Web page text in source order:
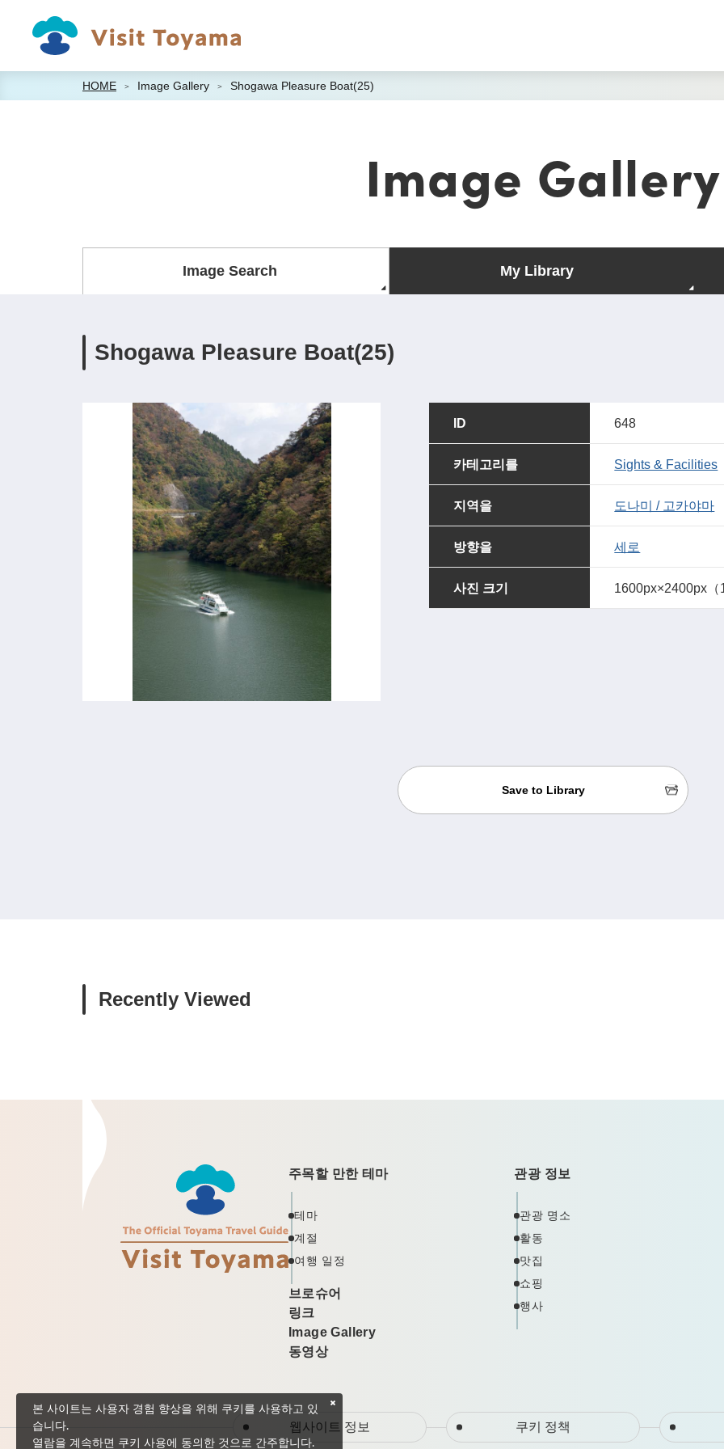
HOME Image Gallery Shogawa Pleasure Boat(25)
Image Gallery
Image Search My Library
Shogawa Pleasure Boat(25)
ID 648
카테고리를 Sights & Facilities
지역을 도나미 / 고카야마
방향을 세로
사진 크기 1600px×2400px（
Save to Library
Recently Viewed
주목할 만한 테마
테마
계절
여행 일정
브로슈어
링크
Image Gallery
동영상
관광 정보
관광 명소
활동
맛집
쇼핑
행사
웹사이트 정보 쿠키 정책
본 사이트는 사용자 경험 향상을 위해 쿠키를 사용하고 있
습니다.
열람을 계속하면 쿠키 사용에 동의한 것으로 간주합니다.